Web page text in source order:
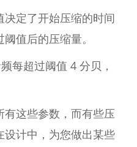
决定了开始压缩的时间
值后的压缩量。
每超过阈值 4 分贝，
这些参数，而有些压
计中，为您做出某些